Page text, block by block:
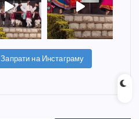
Запрати на Инстаграму